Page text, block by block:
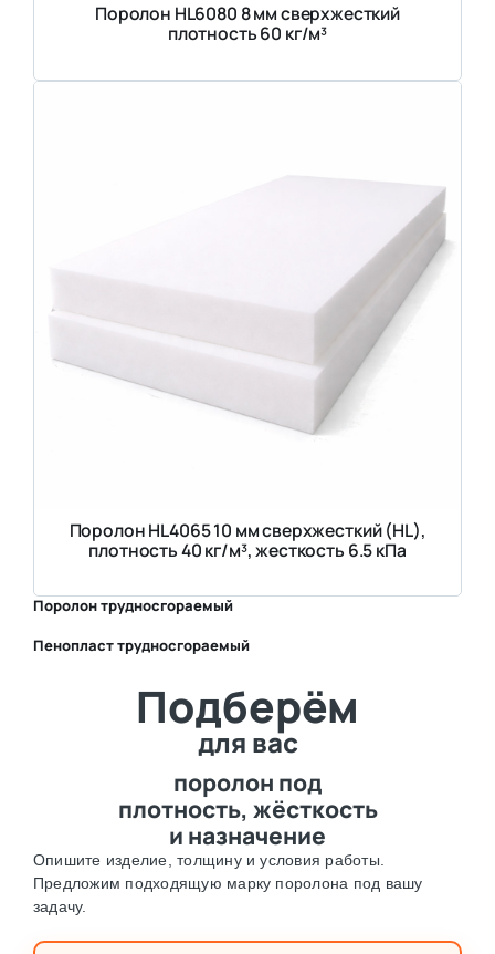
Поролон HL6080 8 мм сверхжесткий
плотность 60 кг/м³
Поролон HL4065 10 мм сверхжесткий (HL),
плотность 40 кг/м³, жесткость 6.5 кПа
Поролон трудносгораемый
Пенопласт трудносгораемый
Подберём
для вас
поролон под
плотность, жёсткость
и назначение
Опишите изделие, толщину и условия работы.
Предложим подходящую марку поролона под вашу
задачу.